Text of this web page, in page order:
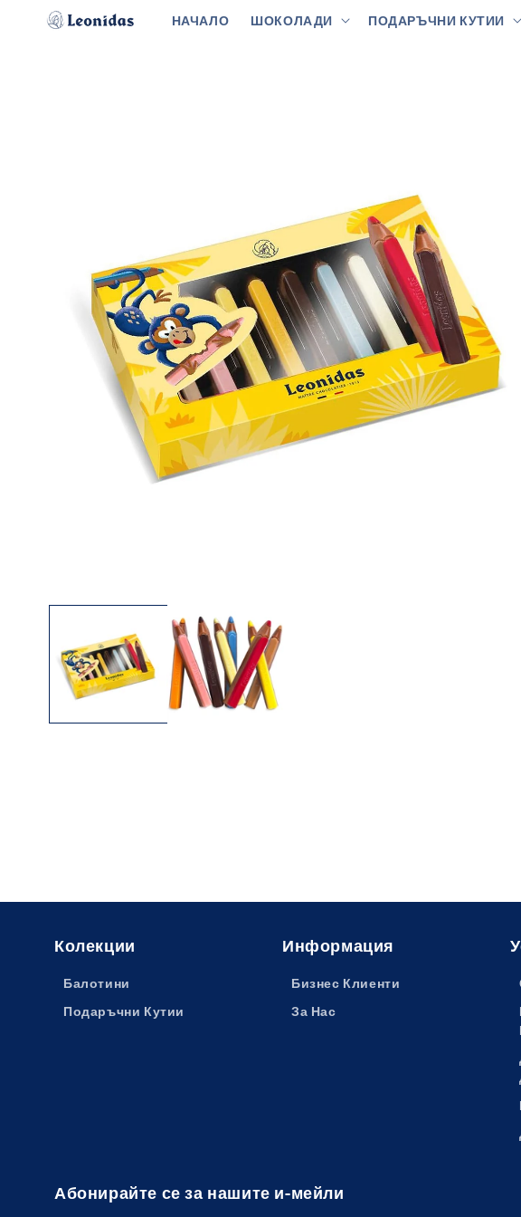
НАЧАЛО ШОКОЛАДИ ПОДАРЪЧНИ КУТИИ
Колекции
Балотини
Подаръчни Кутии
Информация
Бизнес Клиенти
За Нас
Абонирайте се за нашите и-мейли